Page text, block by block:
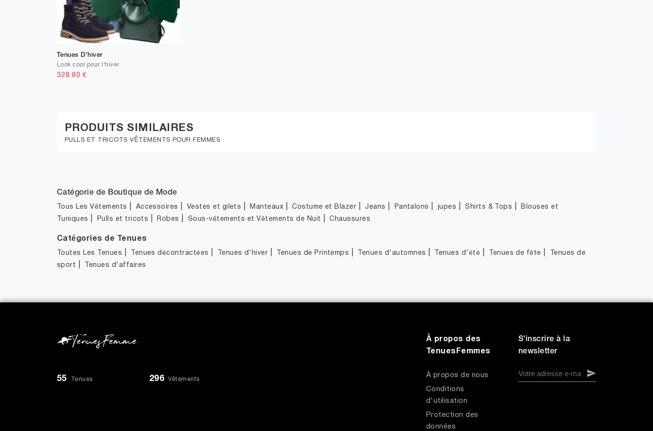
Tenues D'hiver
Look cool pour l'hiver
328.80 €
PRODUITS SIMILAIRES
PULLS ET TRICOTS VÊTEMENTS POUR FEMMES
Catégorie de Boutique de Mode
Tous Les Vêtements Accessoires Vestes et gilets Manteaux |Costume et Blazer |Jeans Pantalons jupes |Shirts & Tops
Blouses et
Tuniques
Pulls et tricots Robes Sous-vêtements et Vêtements de Nuit |Chaussures
Catégories de Tenues
Toutes Les Tenues Tenues décontractées Tenues d'hiver Tenues de Printemps Tenues d'automnes Tenues d'été Tenues de fête
Tenues de
sport
Tenues d'affaires
55 Tenues 296 Vêtements
À propos des
TenuesFemmes
À propos de nous
Conditions
d'utilisation
Protection des
données
S'inscrire à la
newsletter